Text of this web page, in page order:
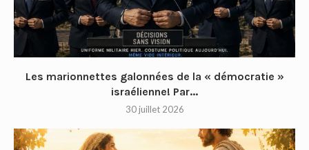
Les marionnettes galonnées de la « démocratie »
israélienne! Par...
30 juillet 2026